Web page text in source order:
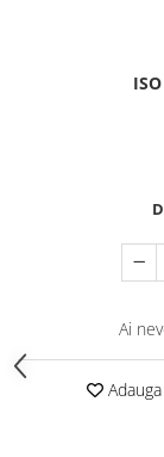
Nisipiere
Mese și
Pavilioane
Accesorii /
Ai
Adauga